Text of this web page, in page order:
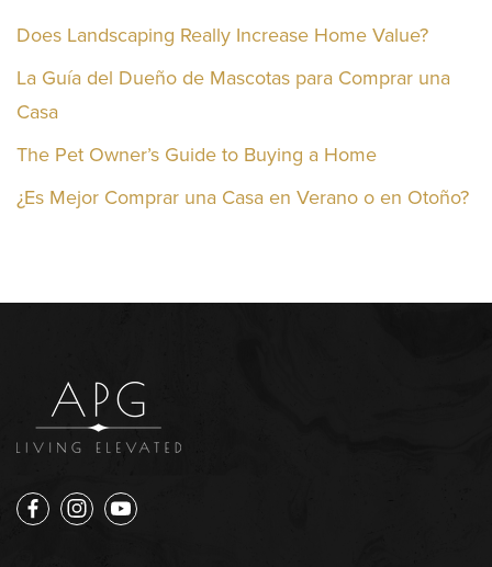
Does Landscaping Really Increase Home Value?
La Guía del Dueño de Mascotas para Comprar una
Casa
The Pet Owner’s Guide to Buying a Home
¿Es Mejor Comprar una Casa en Verano o en Otoño?